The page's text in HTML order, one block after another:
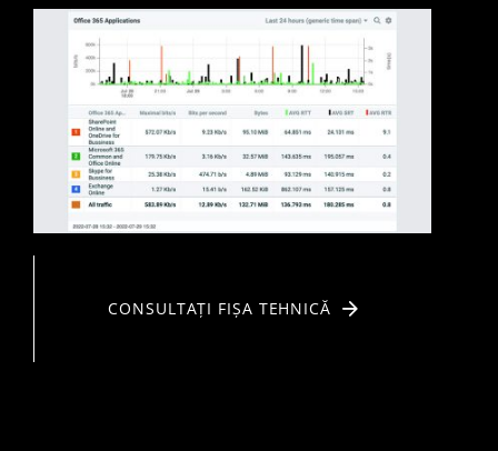
CONSULTAȚI FIȘA TEHNICĂ